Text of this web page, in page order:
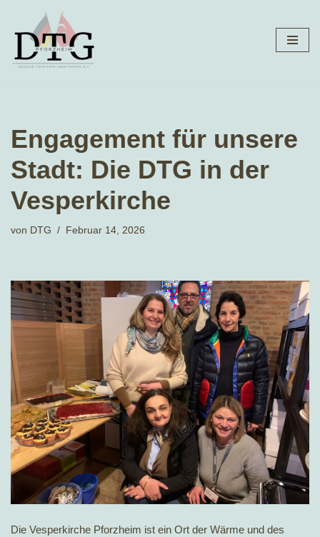
Zum
Inhalt
Engagement für unsere
Stadt: Die DTG in der
Vesperkirche
von DTG Februar 14, 2026
Die Vesperkirche Pforzheim ist ein Ort der Wärme und des